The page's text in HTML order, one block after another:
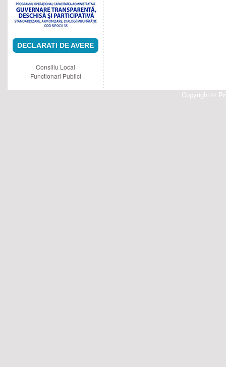
DECLARATI DE AVERE
Consiliu Local
Functionari Publici
Copyright ©